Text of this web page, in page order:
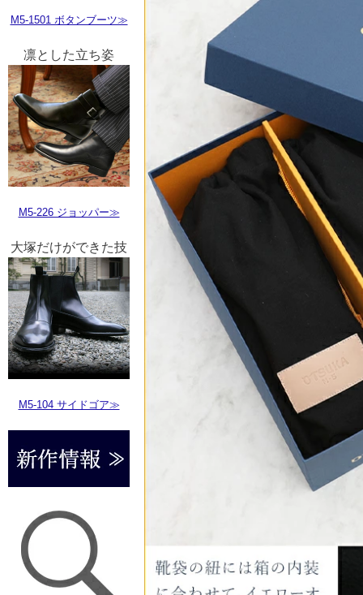
M5-1501 ボタンブーツ≫
凛とした立ち姿
M5-226 ジョッパー≫
大塚だけができた技
M5-104 サイドゴア≫